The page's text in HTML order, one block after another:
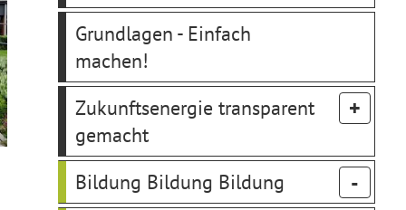
Grundlagen - Einfach
machen!
Zukunftsenergie transparent
gemacht
Bildung Bildung Bildung